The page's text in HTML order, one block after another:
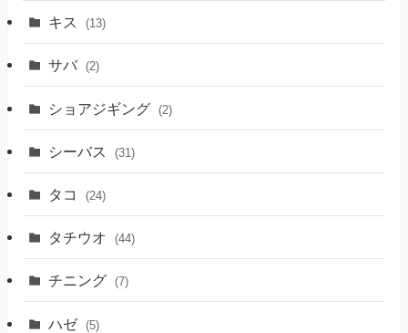
キス (13)
サバ (2)
ショアジギング (2)
シーバス (31)
タコ (24)
タチウオ (44)
チニング (7)
ハゼ (5)